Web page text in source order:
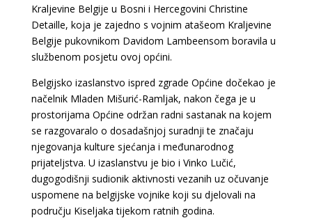
Kraljevine Belgije u Bosni i Hercegovini Christine
Detaille, koja je zajedno s vojnim atašeom Kraljevine
Belgije pukovnikom Davidom Lambeensom boravila u
službenom posjetu ovoj općini.
Belgijsko izaslanstvo ispred zgrade Općine dočekao je
načelnik Mladen Mišurić-Ramljak, nakon čega je u
prostorijama Općine održan radni sastanak na kojem
se razgovaralo o dosadašnjoj suradnji te značaju
njegovanja kulture sjećanja i međunarodnog
prijateljstva. U izaslanstvu je bio i Vinko Lučić,
dugogodišnji sudionik aktivnosti vezanih uz očuvanje
uspomene na belgijske vojnike koji su djelovali na
području Kiseljaka tijekom ratnih godina.